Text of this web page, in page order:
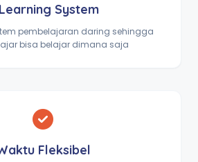
System
pembelajaran daring sehingga
bisa belajar dimana saja
Fleksibel